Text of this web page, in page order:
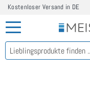
Kostenloser Versand in DE